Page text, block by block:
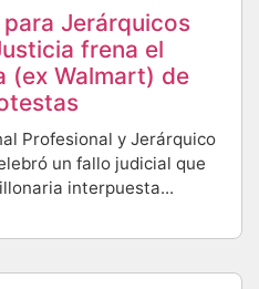
Jerárquicos
frena el
(ex Walmart) de
Profesional y Jerárquico
un fallo judicial que
interpuesta...